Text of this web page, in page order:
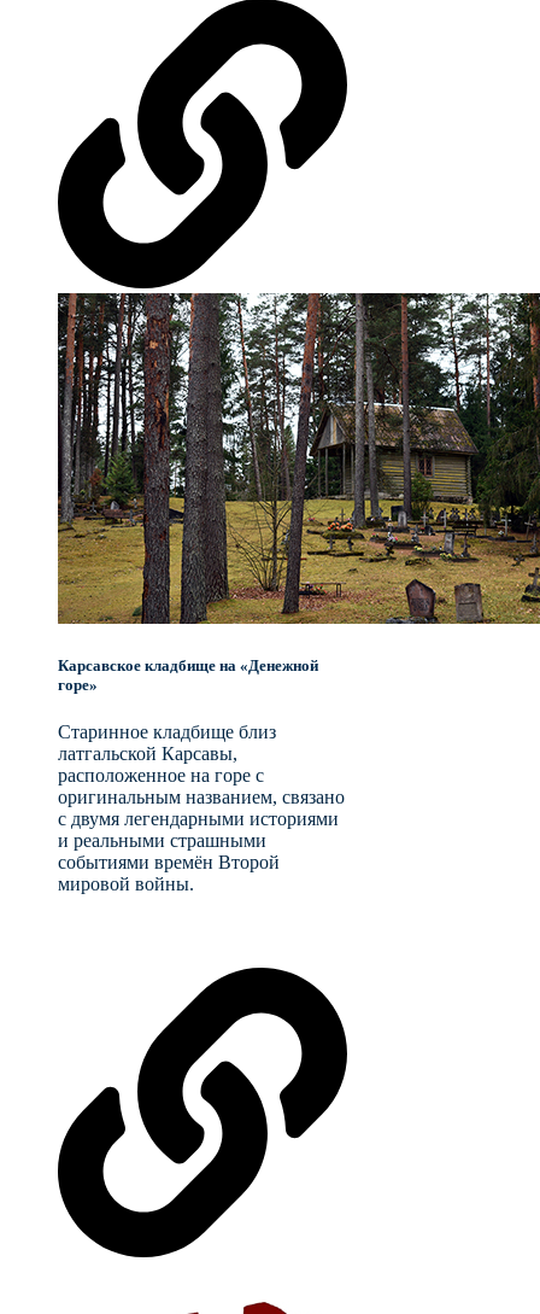
Карсавское кладбище на «Денежной
горе»
Старинное кладбище близ
латгальской Карсавы,
расположенное на горе с
оригинальным названием, связано
с двумя легендарными историями
и реальными страшными
событиями времён Второй
мировой войны.